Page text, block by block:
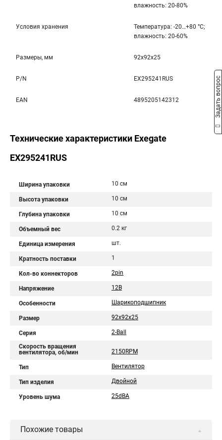
влажность: 20-80%
Условия хранения
Температура: -20…+80 °С;
влажность: 20-60%
Размеры, мм 92x92x25
P/N EX295241RUS
EAN 4895205142312
Технические характеристики Exegate
EX295241RUS
Ширина упаковки 10 см
Высота упаковки 10 см
Глубина упаковки 10 см
Объемный вес 0.2 кг
Единица измерения шт.
Кратность поставки 1
Кол-во коннекторов 2pin
Напряжение 12В
Особенности Шарикоподшипник
Размер 92x92x25
Серия 2-Ball
Скорость вращения
вентилятора, об/мин
2150RPM
Тип Вентилятор
Тип изделия Двойной
Уровень шума 25dBA
Похожие товары
Задать вопрос